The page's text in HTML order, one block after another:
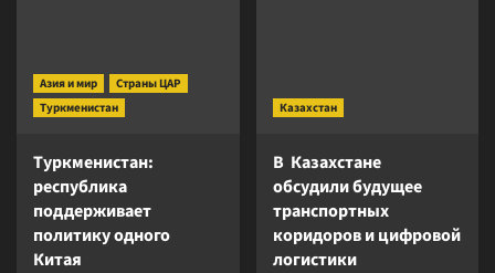
Азия и мир
Страны ЦАР
Туркменистан
Туркменистан:
республика
поддерживает
политику одного
Китая
Казахстан
В Казахстане
обсудили будущее
транспортных
коридоров и цифровой
логистики